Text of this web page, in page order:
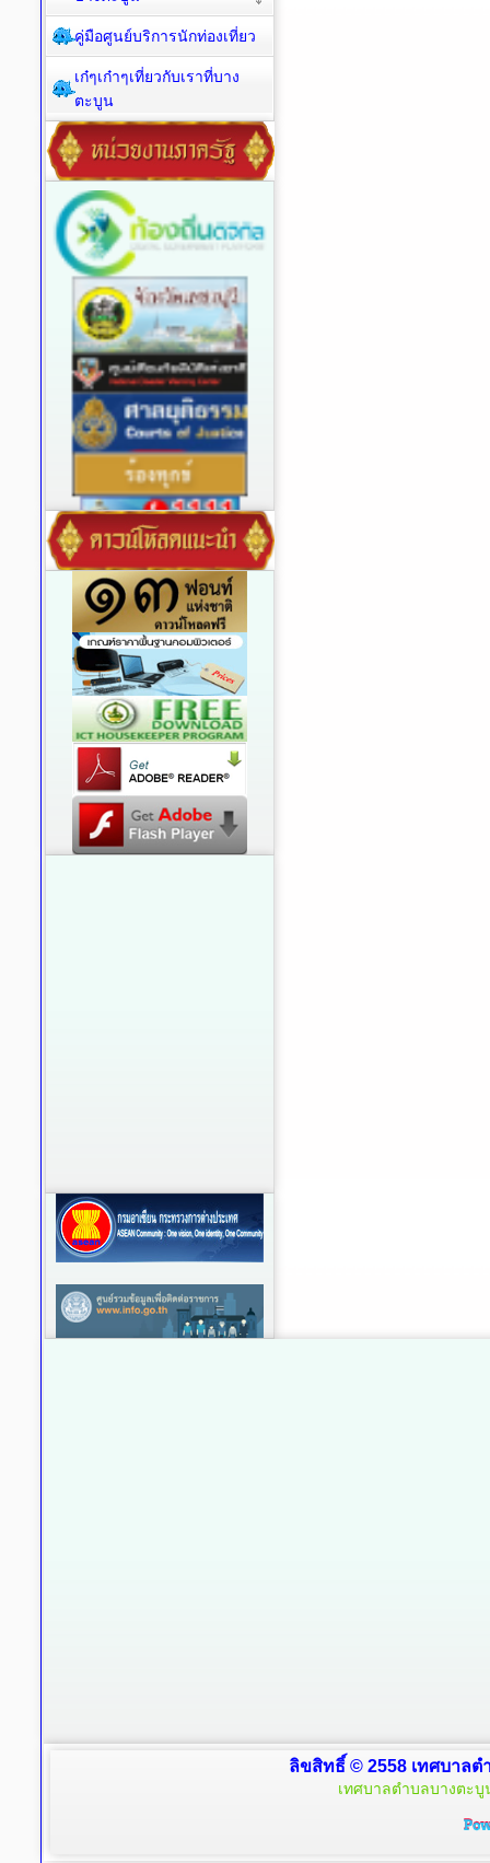
คู่มือศูนย์บริการนักท่องเที่ยว
เก๋ๆเก๋าๆเที่ยวกับเราที่บาง
ตะบูน
ลิขสิทธิ์ © 2558 เทศบาลต
เทศบาลตำบลบางตะบู